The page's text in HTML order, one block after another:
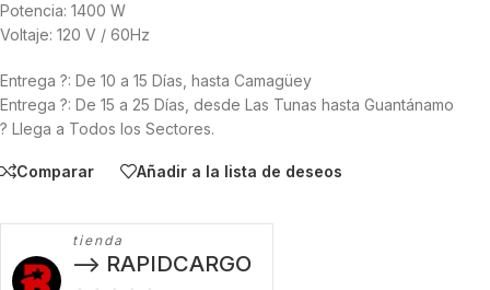
Potencia: 1400 W
Voltaje: 120 V / 60Hz
Entrega ?: De 10 a 15 Días, hasta Camagüey
Entrega ?: De 15 a 25 Días, desde Las Tunas hasta Guantánamo
? Llega a Todos los Sectores.
Comparar Añadir a la lista de deseos
tienda
--> RAPIDCARGO